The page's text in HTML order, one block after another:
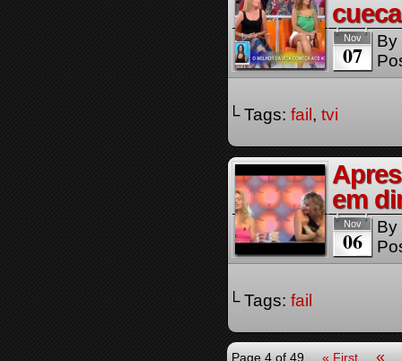
Nov
07
By
└ Tags: fail , tvi
em
Nov
06
By
└ Tags: fail
Page 4 of 49 « First «